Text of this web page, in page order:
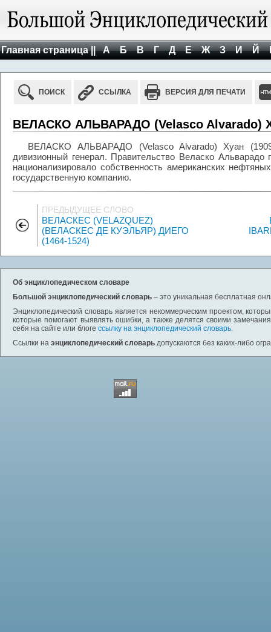
Главная страница || А Б В Г Д Е Ж З И Й
ПОИСК ССЫЛКА ВЕРСИЯ ДЛЯ ПЕЧАТИ
ВЕЛАСКО АЛЬВАРАДО (Velasco Alvarado)
ВЕЛАСКО АЛЬВАРАДО (Velasco Alvarado) Хуан
дивизионный генерал. Правительство Веласко
национализировало собственность американских
государственную компанию.
ПРЕДЫДУЩЕЕ СЛОВО
ВЕЛАСКЕС (VELAZQUEZ)
(ВЕЛАСКЕС ДЕ КУЭЛЬЯР) ДИЕГО
(1464-1524)
Об энциклопедическом словаре
Большой энциклопедический словарь – это уникальная бесплатная
Энциклопедический словарь является некоммерческим проектом,
которые помогают выявлять ошибки, а также делятся своими
себя на сайте или блоге ссылку на энциклопедический словарь.
Ссылки на энциклопедический словарь допускаются без каких-либо